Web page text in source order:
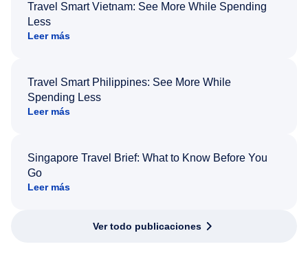
Travel Smart Vietnam: See More While Spending
Less
Leer más
Travel Smart Philippines: See More While
Spending Less
Leer más
Singapore Travel Brief: What to Know Before You
Go
Leer más
Ver todo publicaciones